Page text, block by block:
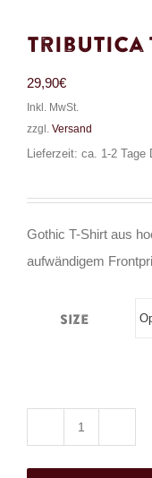
Tributica
29,90€
Inkl. MwSt.
zzgl. Versand
Lieferzeit: ca. 1-2 Tage
Gothic T-Shirt aus
aufwändigem
Size
T-